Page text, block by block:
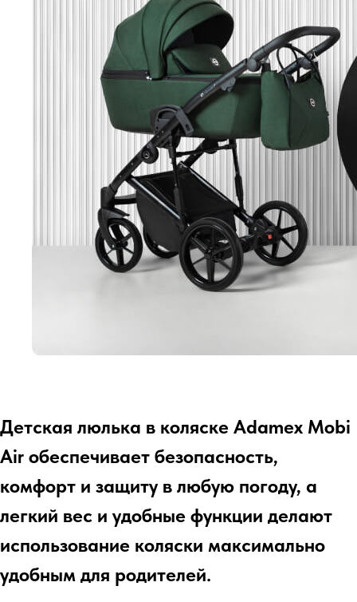
Детская люлька в коляске Adamex Mobi
Air обеспечивает безопасность,
комфорт и защиту в любую погоду, а
легкий вес и удобные функции делают
использование коляски максимально
удобным для родителей.